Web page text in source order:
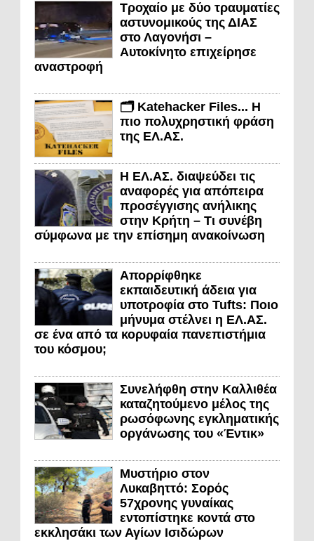
Τροχαίο με δύο τραυματίες
αστυνομικούς της ΔΙΑΣ
στο Λαγονήσι –
Αυτοκίνητο επιχείρησε
αναστροφή
🗂️ Katehacker Files... Η
πιο πολυχρηστική φράση
της ΕΛ.ΑΣ.
Η ΕΛ.ΑΣ. διαψεύδει τις
αναφορές για απόπειρα
προσέγγισης ανήλικης
στην Κρήτη – Τι συνέβη
σύμφωνα με την επίσημη ανακοίνωση
Απορρίφθηκε
εκπαιδευτική άδεια για
υποτροφία στο Tufts: Ποιο
μήνυμα στέλνει η ΕΛ.ΑΣ.
σε ένα από τα κορυφαία πανεπιστήμια
του κόσμου;
Συνελήφθη στην Καλλιθέα
καταζητούμενο μέλος της
ρωσόφωνης εγκληματικής
οργάνωσης του «Έντικ»
Μυστήριο στον
Λυκαβηττό: Σορός
57χρονης γυναίκας
εντοπίστηκε κοντά στο
εκκλησάκι των Αγίων Ισιδώρων